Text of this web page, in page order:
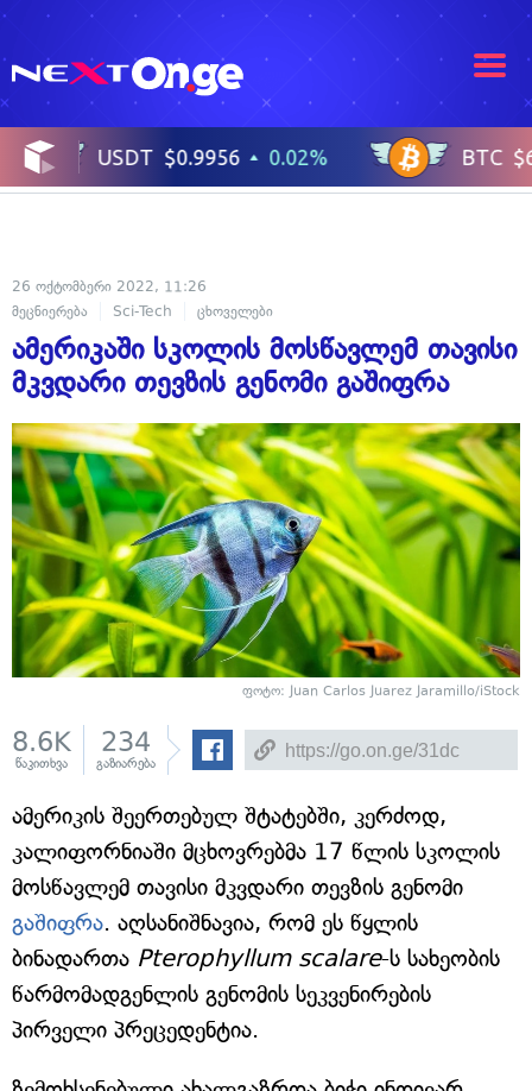
26 ოქტომბერი 2022, 11:26
მეცნიერება
Sci-Tech ცხოველები
ამერიკაში სკოლის მოსწავლემ თავისი
მკვდარი თევზის გენომი გაშიფრა
ფოტო: Juan Carlos Juarez Jaramillo/iStock
8.6K
წაკითხვა
234
გაზიარება
ამერიკის შეერთებულ შტატებში, კერძოდ,
კალიფორნიაში მცხოვრებმა 17 წლის სკოლის
მოსწავლემ თავისი მკვდარი თევზის გენომი
გაშიფრა. აღსანიშნავია, რომ ეს წყლის
ბინადართა Pterophyllum scalare-ს სახეობის
წარმომადგენლის გენომის სეკვენირების
პირველი პრეცედენტია.